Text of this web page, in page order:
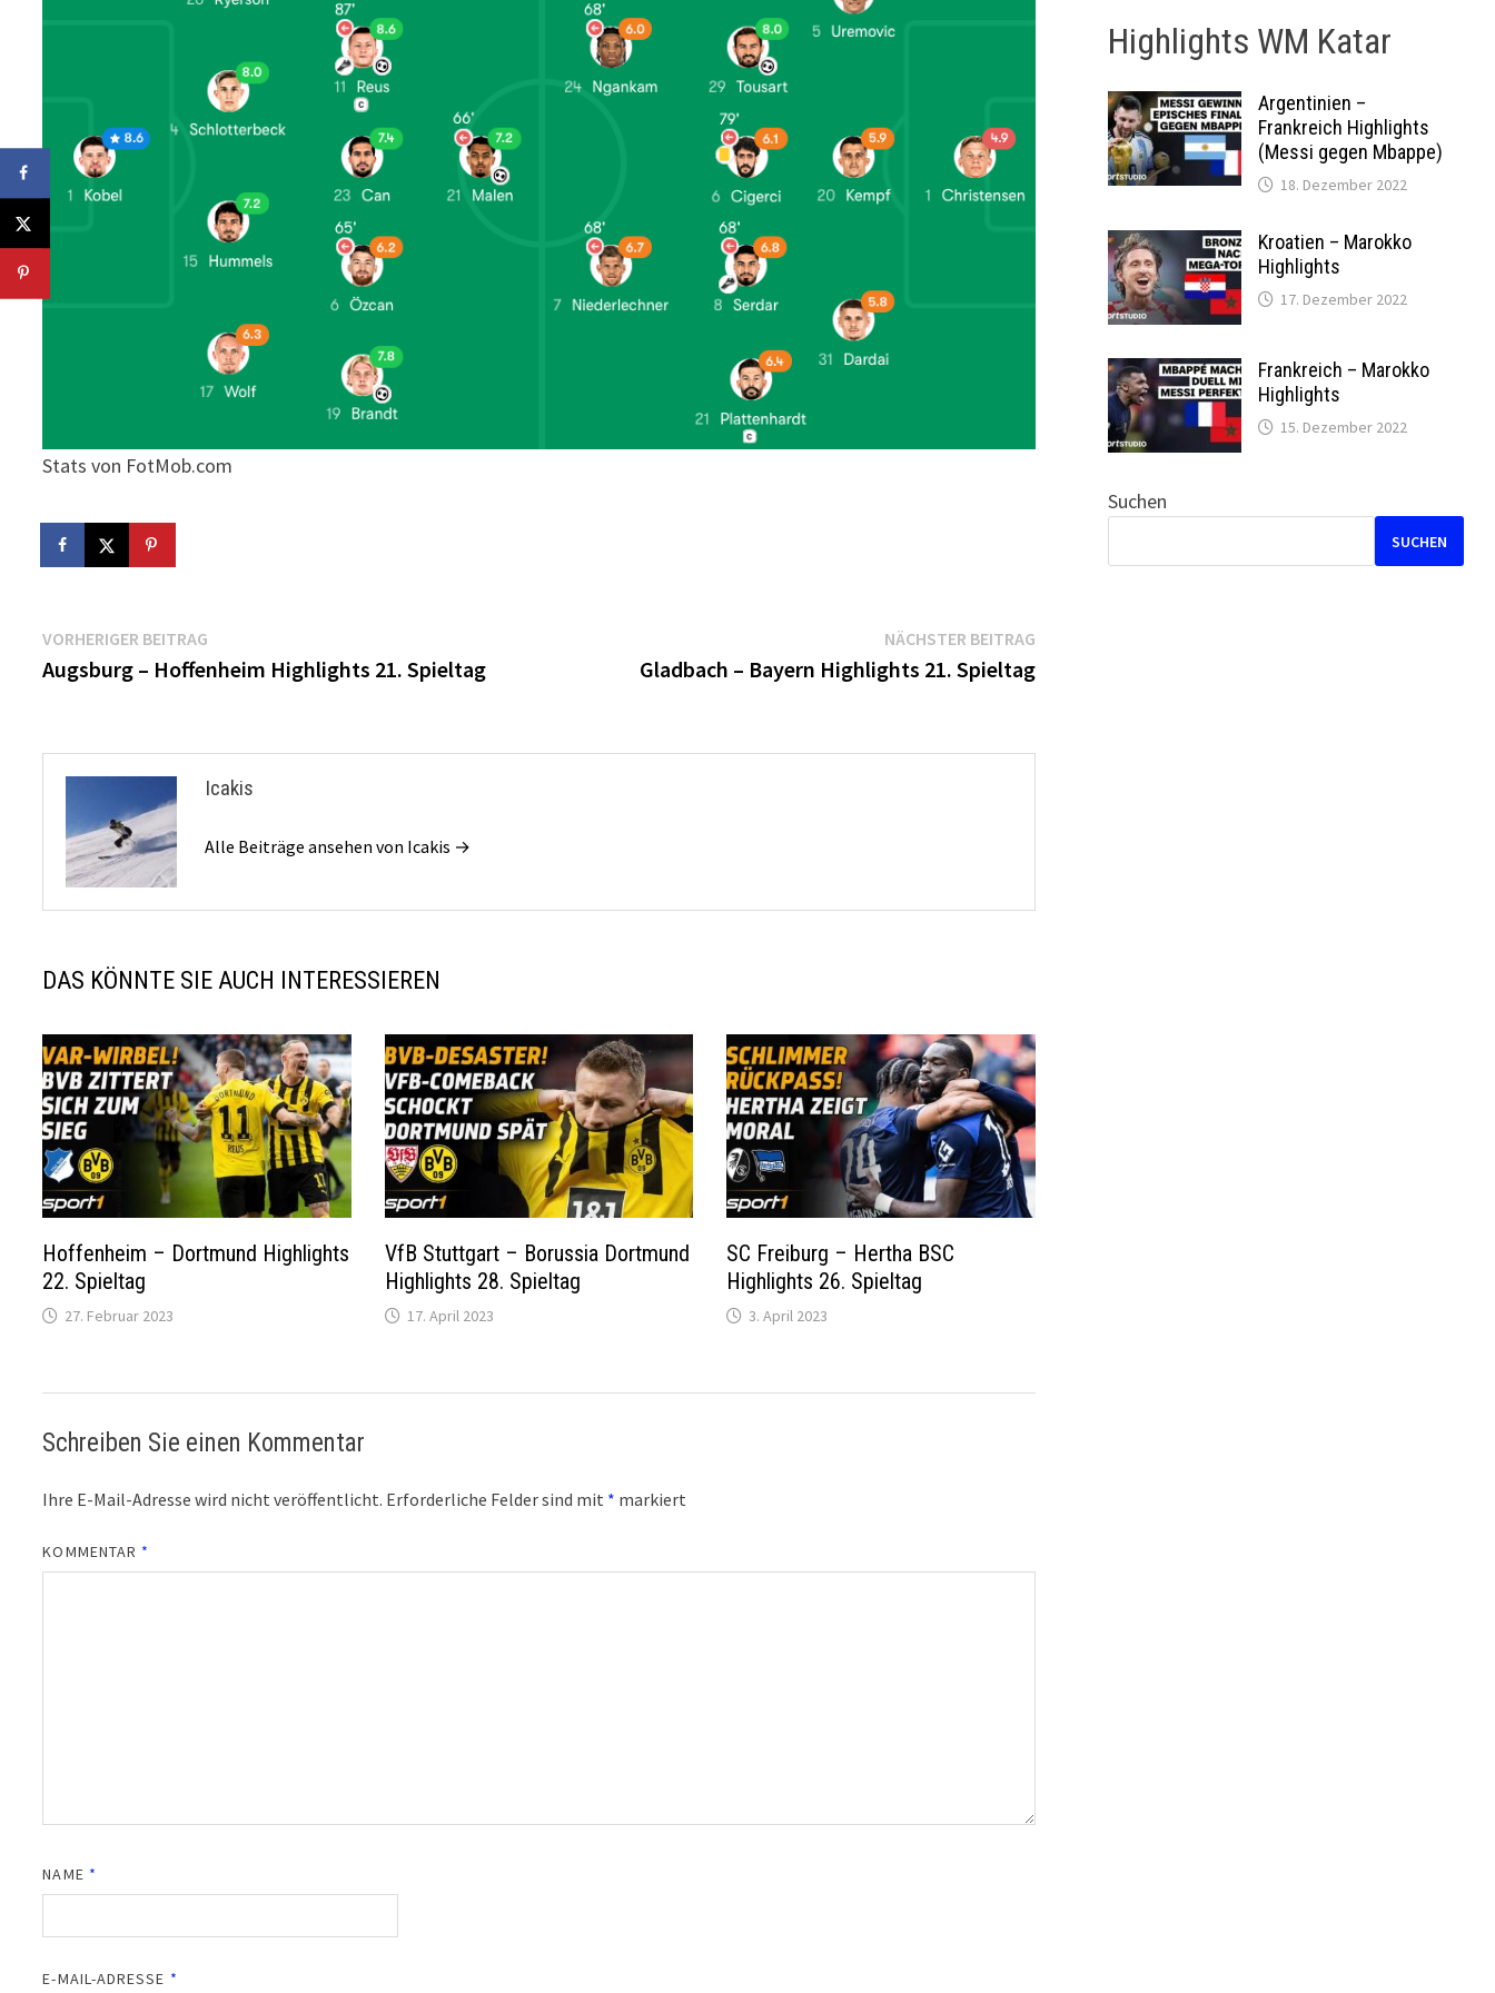
Stats von FotMob.com
Beitragsnavigation
VORHERIGER BEITRAG
Beitrag:
Augsburg – Hoffenheim Highlights 21. Spieltag
NÄCHSTER BEITRAGNächster
Beitrag:
Gladbach – Bayern Highlights 21. Spieltag
Icakis
Alle Beiträge ansehen von Icakis →
DAS KÖNNTE SIE AUCH INTERESSIEREN
Hoffenheim – Dortmund Highlights
22. Spieltag
27. Februar 2023
VfB Stuttgart – Borussia Dortmund
Highlights 28. Spieltag
17. April 2023
SC Freiburg – Hertha BSC
Highlights 26. Spieltag
3. April 2023
Schreiben Sie einen Kommentar
Ihre E-Mail-Adresse wird nicht veröffentlicht. Erforderliche Felder sind mit * markiert
KOMMENTAR *
NAME *
E-MAIL-ADRESSE *
Highlights WM Katar
Argentinien –
Frankreich Highlights
(Messi gegen Mbappe)
18. Dezember 2022
Kroatien – Marokko
Highlights
17. Dezember 2022
Frankreich – Marokko
Highlights
15. Dezember 2022
Suchen
SUCHEN